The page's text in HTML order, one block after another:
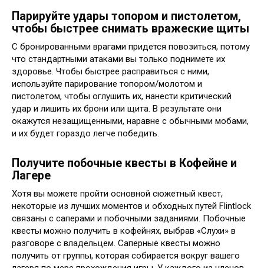
Парируйте удары топором и пистолетом,
чтобы быстрее снимать вражеские щиты
С бронированными врагами придется повозиться, потому
что стандартными атаками вы только поднимете их
здоровье. Чтобы быстрее расправиться с ними,
используйте парирование топором/молотом и
пистолетом, чтобы оглушить их, нанести критический
удар и лишить их брони или щита. В результате они
окажутся незащищенными, наравне с обычными мобами,
и их будет гораздо легче победить.
Получите побочные квесты в Кофейне и
Лагере
Хотя вы можете пройти основной сюжетный квест,
некоторые из лучших моментов и обходных путей Flintlock
связаны с саперами и побочными заданиями. Побочные
квесты можно получить в кофейнях, выбрав «Слухи» в
разговоре с владельцем. Саперные квесты можно
получить от группы, которая собирается вокруг вашего